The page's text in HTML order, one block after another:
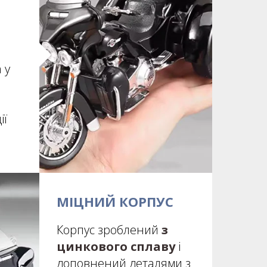
у
МІЦНИЙ КОРПУС
Корпус зроблений з
цинкового сплавуі
доповнений деталями з